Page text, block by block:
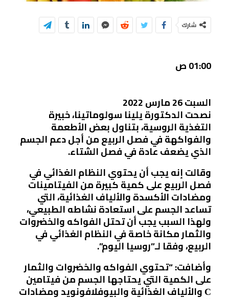
شارك
01:00 ص
السبت 26 مارس 2022
نصحت الدكتورة يلينا سولوماتينا، خبيرة
التغذية الروسية، بتناول بعض الأطعمة
والفواكهة في فصل الربيع من أجل دعم الجسم
الذي يضعف عادة في فصل الشتاء.
وقالت إنه يجب أن يحتوي النظام الغذائي في
فصل الربيع على كمية كبيرة من الفيتامينات
ومضادات الأكسدة والألياف الغذائية، التي
تساعد الجسم على استعادة نشاطه الطبيعي،
ولهذا السبب يجب أن تحتل الفواكه والخضروات
والثمار مكانة خاصة في النظام الغذائي في
الربيع، وفقا لـ”روسيا اليوم”.
وأضافت: “تحتوي الفواكه والخضروات والثمار
على الكمية التي يحتاجها الجسم من فيتامين
С والألياف الغذائية والبيوفلافونويد ومضادات